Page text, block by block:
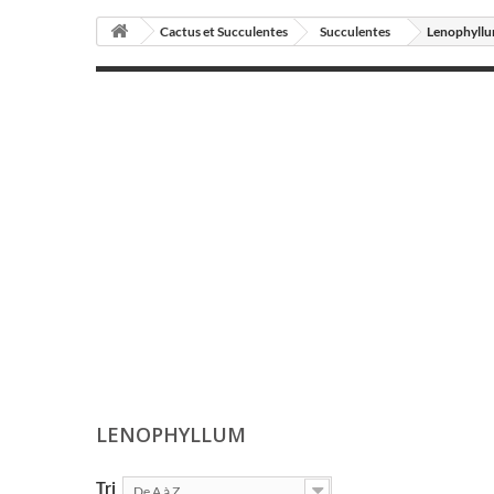
Cactus et Succulentes Succulentes
LENOPHYLLUM
Tri